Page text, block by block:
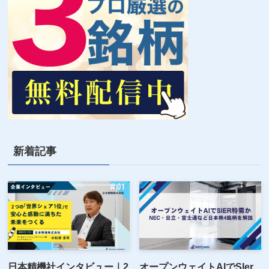
新着記事
日本精機社インタビュー｜2 オープンウェイトAIでSIer